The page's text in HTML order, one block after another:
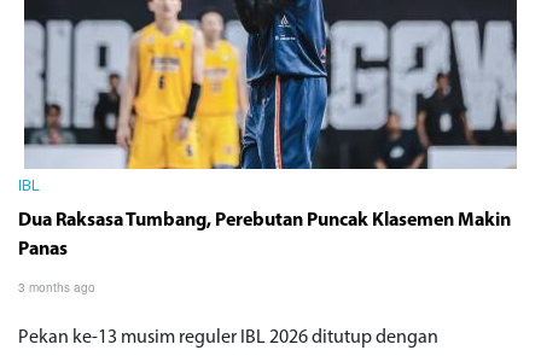
IBL
Dua Raksasa Tumbang, Perebutan Puncak Klasemen Makin
Panas
3 months ago
Pekan ke-13 musim reguler IBL 2026 ditutup dengan